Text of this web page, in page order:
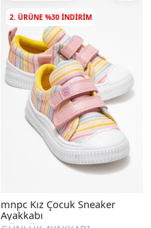
2. ÜRÜNE %30 INDIRIM
mnpc Kız Çocuk Sneaker
Ayakkabı